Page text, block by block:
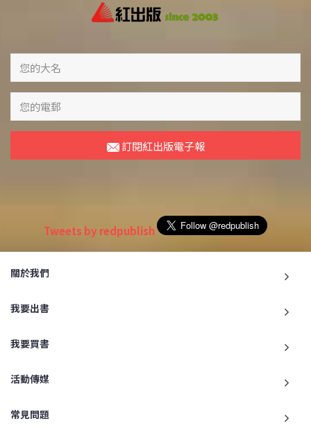
訂閱紅出版電子報
Tweets by redpublish
關於我們
我要出書
我要買書
活動傳媒
常見問題